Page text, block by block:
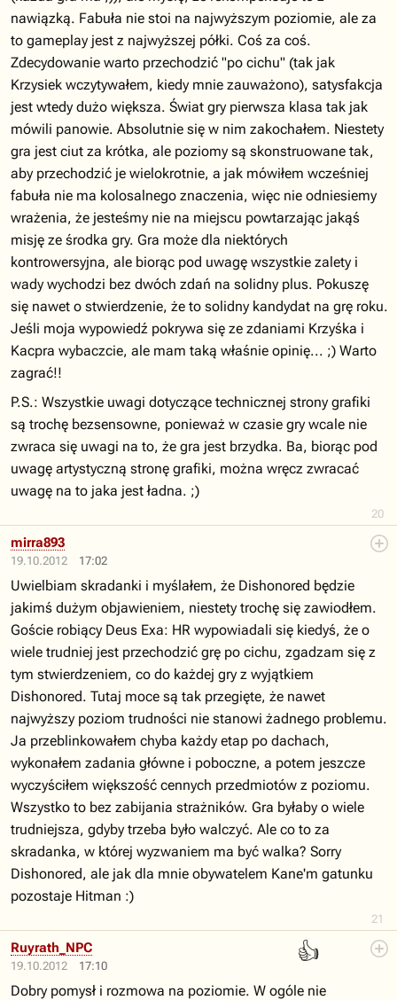
20
nawiązką. Fabuła nie stoi na najwyższym poziomie, ale za
to gameplay jest z najwyższej półki. Coś za coś.
Zdecydowanie warto przechodzić "po cichu" (tak jak
Krzysiek wczytywałem, kiedy mnie zauważono), satysfakcja
jest wtedy dużo większa. Świat gry pierwsza klasa tak jak
mówili panowie. Absolutnie się w nim zakochałem. Niestety
gra jest ciut za krótka, ale poziomy są skonstruowane tak,
aby przechodzić je wielokrotnie, a jak mówiłem wcześniej
fabuła nie ma kolosalnego znaczenia, więc nie odniesiemy
wrażenia, że jesteśmy nie na miejscu powtarzając jakąś
misję ze środka gry. Gra może dla niektórych
kontrowersyjna, ale biorąc pod uwagę wszystkie zalety i
wady wychodzi bez dwóch zdań na solidny plus. Pokuszę
się nawet o stwierdzenie, że to solidny kandydat na grę roku.
Jeśli moja wypowiedź pokrywa się ze zdaniami Krzyśka i
Kacpra wybaczcie, ale mam taką właśnie opinię... ;) Warto
zagrać!!
P.S.: Wszystkie uwagi dotyczące technicznej strony grafiki
są trochę bezsensowne, ponieważ w czasie gry wcale nie
zwraca się uwagi na to, że gra jest brzydka. Ba, biorąc pod
uwagę artystyczną stronę grafiki, można wręcz zwracać
uwagę na to jaka jest ładna. ;)
19.10.2012 17:02
21
mirra893
Uwielbiam skradanki i myślałem, że Dishonored będzie
jakimś dużym objawieniem, niestety trochę się zawiodłem.
Goście robiący Deus Exa: HR wypowiadali się kiedyś, że o
wiele trudniej jest przechodzić grę po cichu, zgadzam się z
tym stwierdzeniem, co do każdej gry z wyjątkiem
Dishonored. Tutaj moce są tak przegięte, że nawet
najwyższy poziom trudności nie stanowi żadnego problemu.
Ja przeblinkowałem chyba każdy etap po dachach,
wykonałem zadania główne i poboczne, a potem jeszcze
wyczyściłem większość cennych przedmiotów z poziomu.
Wszystko to bez zabijania strażników. Gra byłaby o wiele
trudniejsza, gdyby trzeba było walczyć. Ale co to za
skradanka, w której wyzwaniem ma być walka? Sorry
Dishonored, ale jak dla mnie obywatelem Kane'm gatunku
pozostaje Hitman :)
19.10.2012 17:10
👍
Ruyrath_NPC
Dobry pomysł i rozmowa na poziomie. W ogóle nie